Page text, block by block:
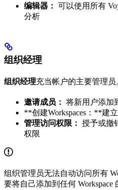
编辑器： 可以使用所有
分析
组织经理
组织经理充当帐户的主要管理员
邀请成员： 将新用户添加
**创建Workspaces：**建
管理访问权限： 授予或撤
权限
组织管理员无法自动访问所有
要将自己添加到任何 Workspace